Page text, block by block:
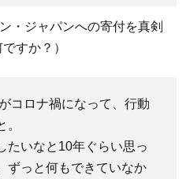
・ジャパンへの寄付を真剣
すか？）
コロナ禍になって、行動
たいなと10年ぐらい思っ
ずっと何もできていなか